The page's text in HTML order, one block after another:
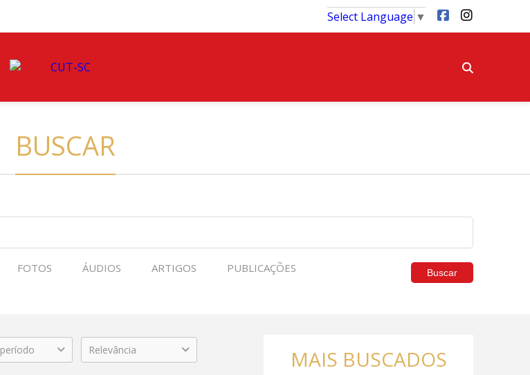
Select Language ▼
BUSCAR
FOTOS ÁUDIOS ARTIGOS PUBLICAÇÕES Buscar
Relevância MAIS BUSCADOS